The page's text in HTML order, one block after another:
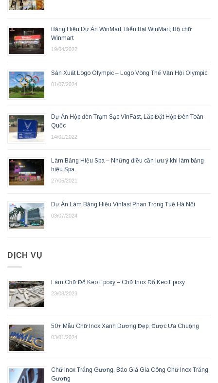
Bảng Hiệu Dự Án WinMart, Biển Bạt WinMart, Bộ chữ
Winmart
19/04/2022
Sản Xuất Logo Olympic – Logo Vòng Thế Vận Hội Olympic
01/07/2024
Dự Án Hộp đèn Trạm Sạc VinFast, Lắp Đặt Hộp Đèn Toàn
Quốc
14/01/2022
Làm Bảng Hiệu Spa – Những điều cần lưu ý khi làm bảng
hiệu Spa
27/05/2021
Dự Án Làm Bảng Hiệu Vinfast Phan Trọng Tuệ Hà Nội
03/07/2024
DỊCH VỤ
Làm Chữ Đổ Keo Epoxy – Chữ Inox Đổ Keo Epoxy
23/08/2023
50+ Mẫu Chữ Inox Xanh Dương Đẹp, Được Ưa Chuộng
03/01/2024
Chữ Inox Trắng Gương, Báo Giá Gia Công Chữ Inox Trắng
Gương